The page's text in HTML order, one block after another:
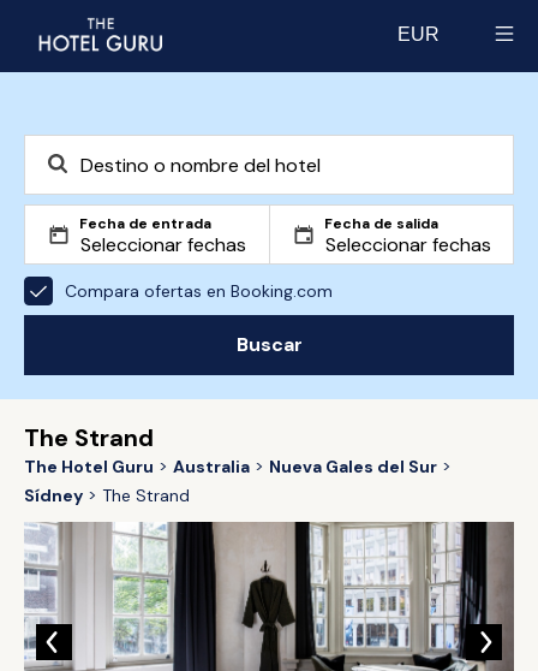
EUR
Fecha de entrada Fecha de salida
Compara ofertas en Booking.com
Buscar
The Strand
The Hotel Guru Australia
Nueva Gales del Sur
Sídney
The Strand